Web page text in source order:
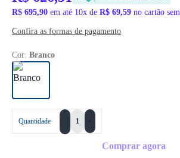
R$ 695,90 em até 10x de R$ 69,59 no cartão
Confira as formas de pagamento
Cor: Branco
Quantidade
Comprar agora